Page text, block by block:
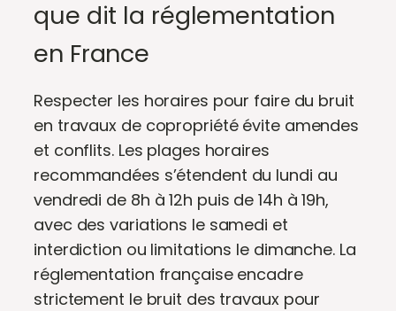
que dit la réglementation
en France
Respecter les horaires pour faire du bruit
en travaux de copropriété évite amendes
et conflits. Les plages horaires
recommandées s’étendent du lundi au
vendredi de 8h à 12h puis de 14h à 19h,
avec des variations le samedi et
interdiction ou limitations le dimanche. La
réglementation française encadre
strictement le bruit des travaux pour